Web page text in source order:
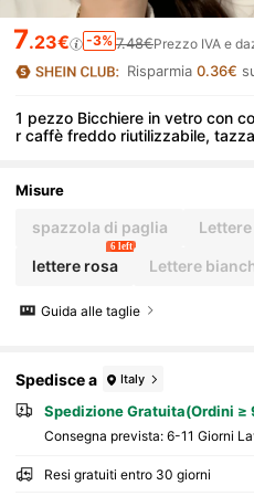
7.23€ -3% 7.48€Prezzo IVA e
Risparmia0.36€
1 pezzo Bicchiere in vetro con
r caffè freddo riutilizzabile,
ati, perfetta per uso quotidiano,
Misure
spazzola di paglia
lettere rosa
6 left
Lettere
Guida alle taglie
Spedisce a Italy
Spedizione Gratuita(Ordini ≥
Consegna prevista: 6-11 Giorni
Resi gratuiti entro 30 giorni